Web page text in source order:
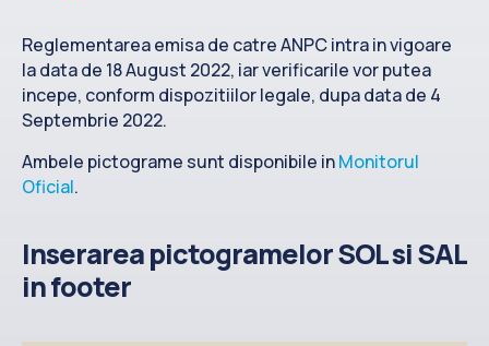
Reglementarea emisa de catre ANPC intra in vigoare
la data de 18 August 2022, iar verificarile vor putea
incepe, conform dispozitiilor legale, dupa data de 4
Septembrie 2022.
Ambele pictograme sunt disponibile inMonitorul
Oficial.
Inserarea pictogramelor SOL si SAL
in footer